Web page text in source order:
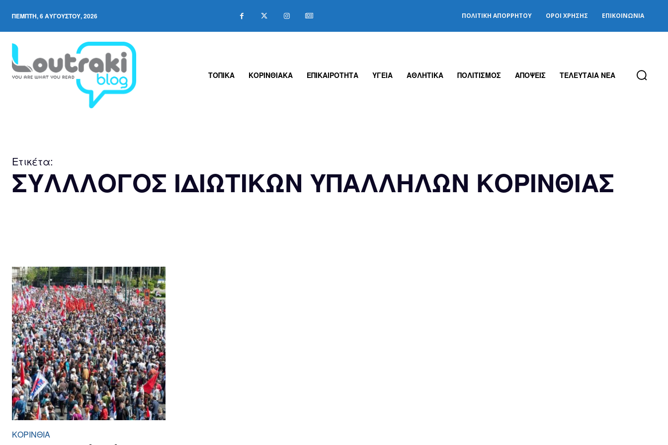
ΠΈΜΠΤΗ, 6 ΑΥΓΟΎΣΤΟΥ, 2026 ΠΟΛΙΤΙΚΉ ΑΠΟΡΡΉΤΟΥ ΌΡΟΙ ΧΡΉΣΗΣ ΕΠΙΚΟΙΝΩΝΊΑ
ΤΟΠΙΚΑ ΚΟΡΙΝΘΙΑΚΑ ΕΠΙΚΑΙΡΟΤΗΤΑ ΥΓΕΙΑ ΑΘΛΗΤΙΚΑ ΠΟΛΙΤΙΣΜΟΣ ΑΠΟΨΕΙΣ ΤΕΛΕΥΤΑΙΑ ΝΕΑ
Ετικέτα:
ΣΥΛΛΛΟΓΟΣ ΙΔΙΩΤΙΚΩΝ ΥΠΑΛΛΗΛΩΝ ΚΟΡΙΝΘΙΑΣ
ΚΟΡΙΝΘΊΑ